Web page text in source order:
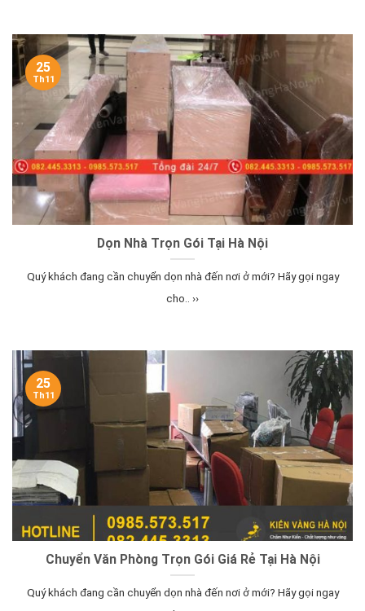
Dọn Nhà Trọn Gói Tại Hà Nội
Quý khách đang cần chuyển dọn nhà đến nơi ở mới? Hãy gọi ngay
cho.. ››
25
Th11
Chuyển Văn Phòng Trọn Gói Giá Rẻ Tại Hà Nội
Quý khách đang cần chuyển dọn nhà đến nơi ở mới? Hãy gọi ngay
25
Th11